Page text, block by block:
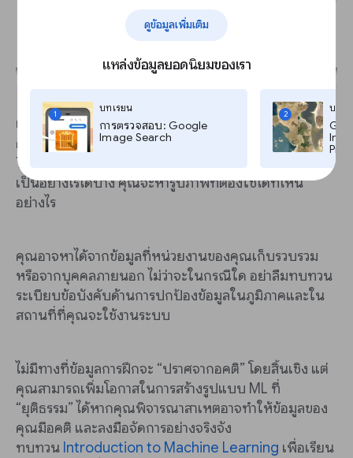
ดูข้อมูลเพิ่มเติม
แหล่งข้อมูลยอดนิยมของเรา
1
บทเรียน
การตรวจสอบ: Google
Image Search
2
บทเ
Pro,
เมื่อคุณกำหนดได้แล้วว่าต้องใช้ข้อมูลอะไร ขั้นตอนต่อไป
คือการหาวิธีหาแหล่งข้อมูล ในกรณีของเรา เรามีชุดข้อมูลที่
Texty ให้มาอยู่แล้ว แต่ลองคิดว่าในกรณีของคุณเองจะ
เป็นอย่างไรได้บ้าง คุณจะหารูปภาพที่ต้องใช้ได้ที่ไหน
อย่างไร
คุณอาจหาได้จากข้อมูลที่หน่วยงานของคุณเก็บรวบรวม
หรือจากบุคคลภายนอก ไม่ว่าจะในกรณีใด อย่าลืมทบทวน
ระเบียบข้อบังคับด้านการปกป้องข้อมูลในภูมิภาคและใน
สถานที่ที่คุณจะใช้งานระบบ
ไม่มีทางที่ข้อมูลการฝึกจะ “ปราศจากอคติ” โดยสิ้นเชิง แต่
คุณสามารถเพิ่มโอกาสในการสร้างรูปแบบ ML ที่
“ยุติธรรม” ได้หากคุณพิจารณาสาเหตอาจทำให้ข้อมูลของ
คุณมีอคติ และลงมือจัดการอย่างจริงจัง
ทบทวน Introduction to Machine Learning เพื่อเรียน